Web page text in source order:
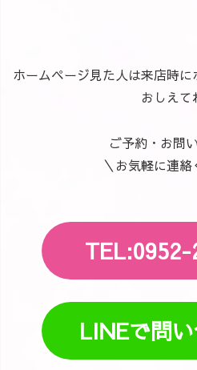
ホームページ見た人は来店時
おしえて
ご予約・お問
＼お気軽に連絡
LINEで問